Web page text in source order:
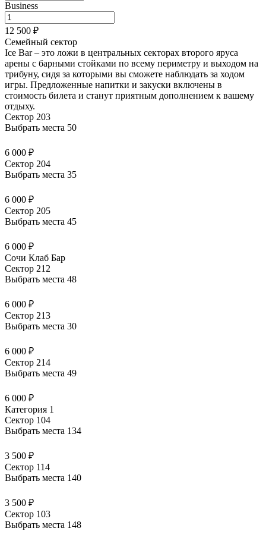
Business
12 500 ₽
Семейный сектор
Ice Bar – это ложи в центральных секторах второго яруса
арены с барными стойками по всему периметру и выходом на
трибуну, сидя за которыми вы сможете наблюдать за ходом
игры. Предложенные напитки и закуски включены в
стоимость билета и станут приятным дополнением к вашему
отдыху.
Сектор 203
Выбрать места 50
6 000 ₽
Сектор 204
Выбрать места 35
6 000 ₽
Сектор 205
Выбрать места 45
6 000 ₽
Сочи Клаб Бар
Сектор 212
Выбрать места 48
6 000 ₽
Сектор 213
Выбрать места 30
6 000 ₽
Сектор 214
Выбрать места 49
6 000 ₽
Категория 1
Сектор 104
Выбрать места 134
3 500 ₽
Сектор 114
Выбрать места 140
3 500 ₽
Сектор 103
Выбрать места 148